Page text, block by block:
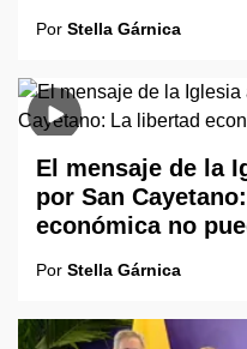
Por Stella Gárnica
El mensaje de la
por San
económica no
Por Stella Gárnica